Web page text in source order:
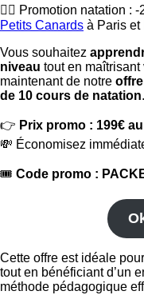
🏊‍♂️ Promotion natation :
Petits Canards à Paris et
Vous souhaitez
niveau tout en
maintenant de notre
de 10 cours de natation.
👉 Prix promo : 199€
💸 Économisez
🎟️ Code promo :
Cette offre est idéale
tout en bénéficiant d’un
méthode pédagogique